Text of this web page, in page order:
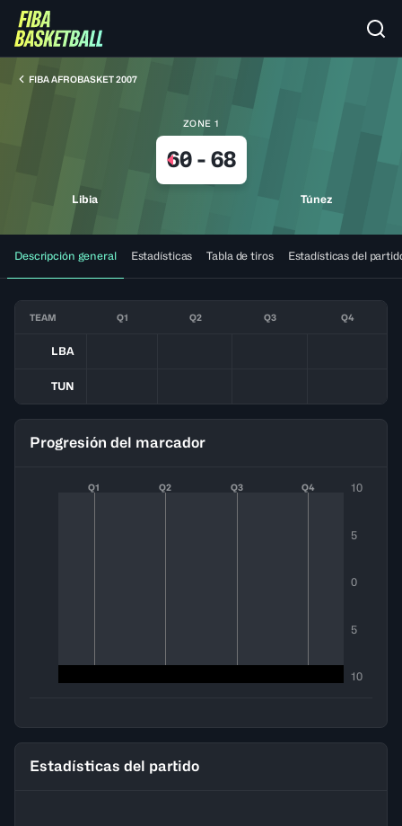
FIBA AFROBASKET 2007
ZONE 1
Libia
60- 68
Túnez
Descripción general Estadísticas Tabla de tiros Estadísticas del
TEAM Q1 Q2 Q3 Q4
LBA
TUN
Progresión del marcador
Q1 Q2 Q3 Q4 10
5
0
5
10
Estadísticas del partido